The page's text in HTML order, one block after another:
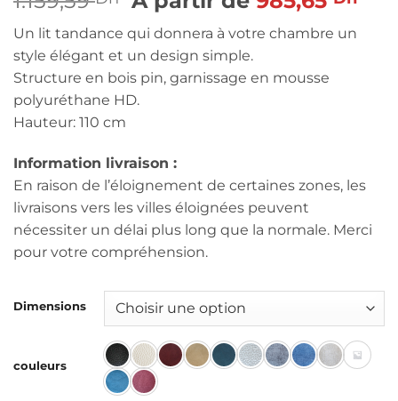
Un lit tandance qui donnera à votre chambre un
style élégant et un design simple.
Structure en bois pin, garnissage en mousse
polyuréthane HD.
Hauteur: 110 cm
Information livraison :
En raison de l’éloignement de certaines zones, les
livraisons vers les villes éloignées peuvent
nécessiter un délai plus long que la normale. Merci
pour votre compréhension.
Dimensions
couleurs